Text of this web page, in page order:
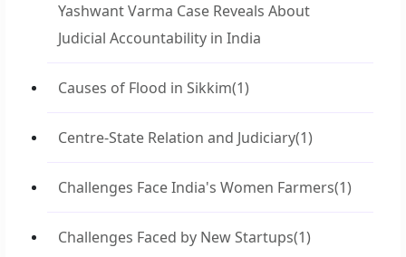
Yashwant Varma Case Reveals About
Judicial Accountability in India
Causes of Flood in Sikkim(1)
Centre-State Relation and Judiciary(1)
Challenges Face India's Women Farmers(1)
Challenges Faced by New Startups(1)